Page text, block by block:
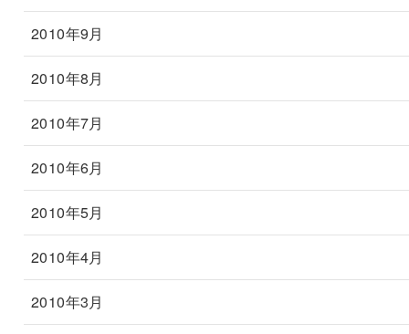
2010年9月
2010年8月
2010年7月
2010年6月
2010年5月
2010年4月
2010年3月